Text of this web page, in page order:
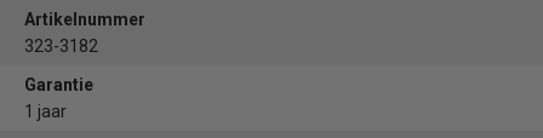
Artikelnummer
323-3182
Garantie
1 jaar